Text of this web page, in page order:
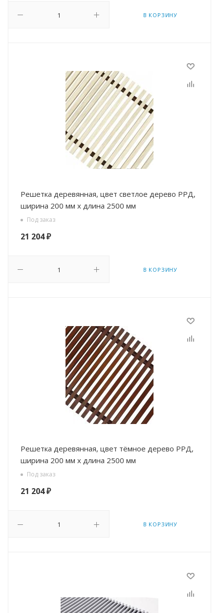
В КОРЗИНУ
Решетка деревянная, цвет светлое дерево РРД,
ширина 200 мм х длина 2500 мм
Под заказ
21 204₽
В КОРЗИНУ
Решетка деревянная, цвет тёмное дерево РРД,
ширина 200 мм х длина 2500 мм
Под заказ
21 204₽
В КОРЗИНУ